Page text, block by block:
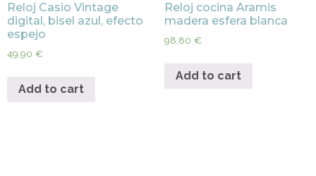
Reloj Casio Vintage
digital, bisel azul, efecto
espejo
49,90 €
Add to cart
Reloj cocina Aramis
madera esfera blanca
98,80 €
Add to cart